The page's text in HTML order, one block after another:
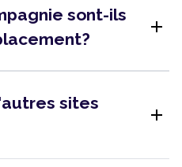
sont-ils
add
sites
add